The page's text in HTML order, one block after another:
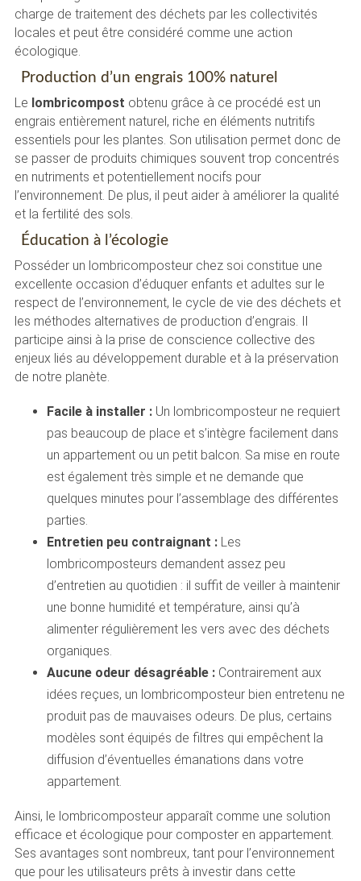
charge de traitement des déchets par les collectivités
locales et peut être considéré comme une action
écologique.
Production d’un engrais 100% naturel
Le lombricompost obtenu grâce à ce procédé est un
engrais entièrement naturel, riche en éléments nutritifs
essentiels pour les plantes. Son utilisation permet donc de
se passer de produits chimiques souvent trop concentrés
en nutriments et potentiellement nocifs pour
l’environnement. De plus, il peut aider à améliorer la qualité
et la fertilité des sols.
Éducation à l’écologie
Posséder un lombricomposteur chez soi constitue une
excellente occasion d’éduquer enfants et adultes sur le
respect de l’environnement, le cycle de vie des déchets et
les méthodes alternatives de production d’engrais. Il
participe ainsi à la prise de conscience collective des
enjeux liés au développement durable et à la préservation
de notre planète.
Facile à installer :Un lombricomposteur ne requiert
pas beaucoup de place et s’intègre facilement dans
un appartement ou un petit balcon. Sa mise en route
est également très simple et ne demande que
quelques minutes pour l’assemblage des différentes
parties.
Entretien peu contraignant :Les
lombricomposteurs demandent assez peu
d’entretien au quotidien : il suffit de veiller à maintenir
une bonne humidité et température, ainsi qu’à
alimenter régulièrement les vers avec des déchets
organiques.
Aucune odeur désagréable :Contrairement aux
idées reçues, un lombricomposteur bien entretenu ne
produit pas de mauvaises odeurs. De plus, certains
modèles sont équipés de filtres qui empêchent la
diffusion d’éventuelles émanations dans votre
appartement.
Ainsi, le lombricomposteur apparaît comme une solution
efficace et écologique pour composter en appartement.
Ses avantages sont nombreux, tant pour l’environnement
que pour les utilisateurs prêts à investir dans cette